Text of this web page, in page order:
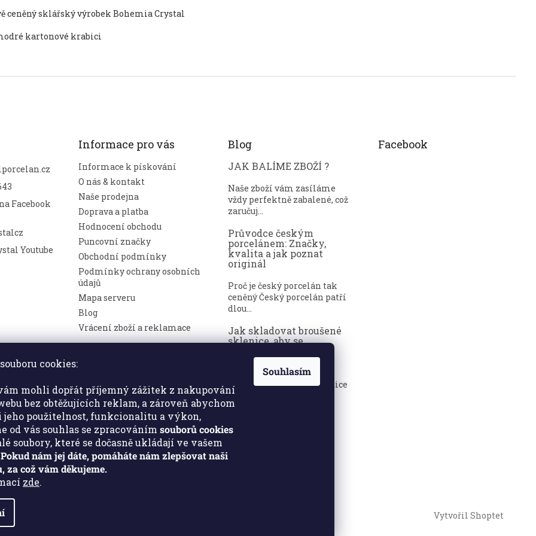
cookies:
mohli dopřát příjemný zážitek z nakupování
bez obtěžujících reklam, a zároveň abychom
jeho použitelnost, funkcionalitu a výkon,
od vás souhlas se zpracováním souborů cookies
soubory, které se dočasně ukládají ve vašem
Pokud nám jej dáte, pomáháte nám zlepšovat naši
za což vám děkujeme.
zde.
Souhlasím
ceněný sklářský výrobek Bohemia Crystal
kartonové krabici
Facebook
Youtube
Informace pro vás
Informace k pískování
O nás & kontakt
Naše prodejna
Doprava a platba
Hodnocení obchodu
Puncovní značky
Obchodní podmínky
Podmínky ochrany osobních
údajů
Mapa serveru
Blog
Vrácení zboží a reklamace
Blog
JAK BALÍME ZBOŽÍ ?
Naše zboží vám zasíláme
vždy perfektně zabalené, což
zaručuj...
Průvodce českým
porcelánem: Značky,
kvalita a jak poznat
originál
Proč je český porcelán tak
ceněný Český porcelán patří
dlou...
Jak skladovat broušené
sklenice, aby se
Broušené sklenice jsou
symbolem elegance, tradice
a luxusu. ...
Facebook
Vytvořil Shoptet